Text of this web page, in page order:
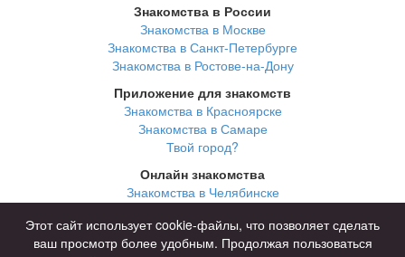
Знакомства в России
Знакомства в Москве
Знакомства в Санкт-Петербурге
Знакомства в Ростове-на-Дону
Приложение для знакомств
Знакомства в Красноярске
Знакомства в Самаре
Твой город?
Онлайн знакомства
Знакомства в Челябинске
Знакомства в Нижнем Новгороде
Этот сайт использует cookie-файлы, что позволяет сделать
ваш просмотр более удобным. Продолжая пользоваться